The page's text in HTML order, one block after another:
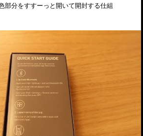
部分をすすーっと開いて開封する仕組